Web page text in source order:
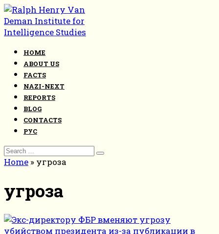
Skip
to
content
HOME
ABOUT US
FACTS
NAZI-NEXT
REPORTS
BLOG
CONTACTS
РУС
Search
for:
Home » угроза
угроза